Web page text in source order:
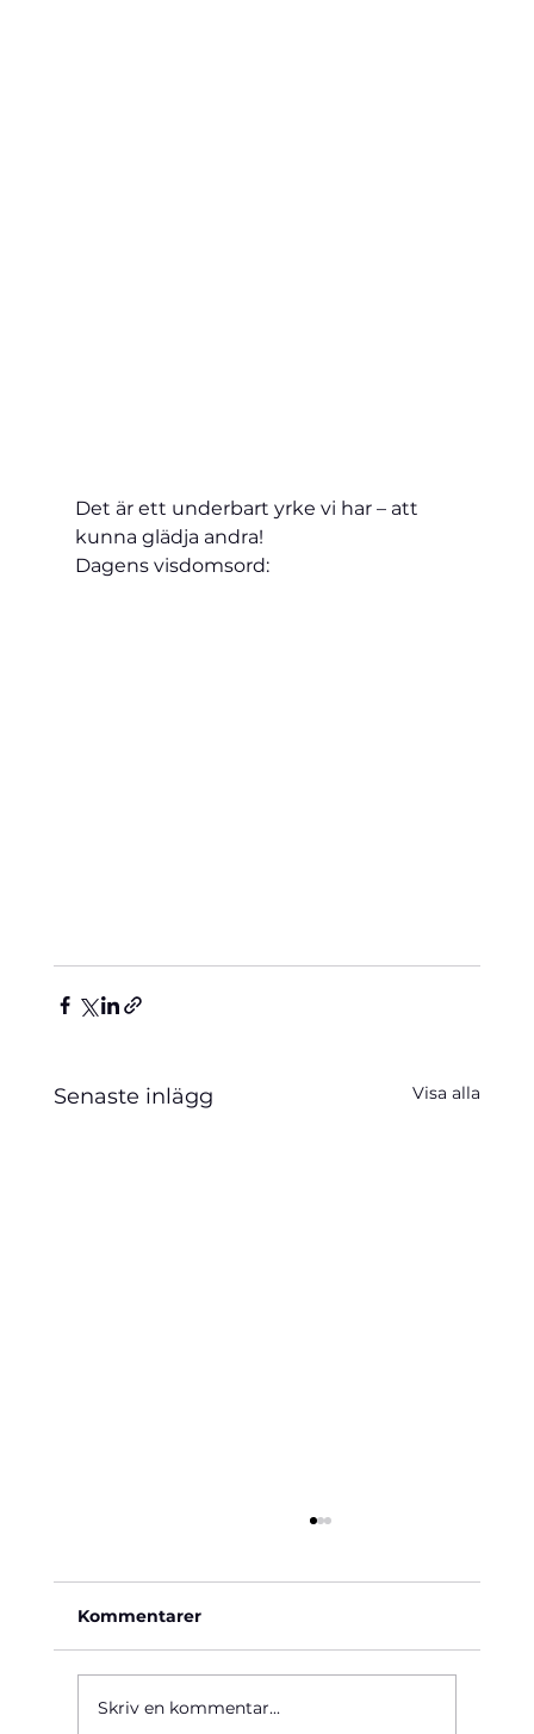
Det är ett underbart yrke vi har – att
kunna glädja andra!
Dagens visdomsord:
Senaste inlägg Visa alla
Kommentarer
Skriv en kommentar...